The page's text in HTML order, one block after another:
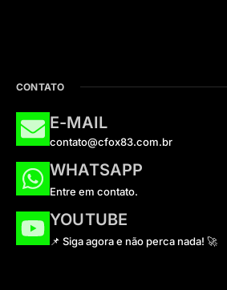
CONTATO
E-MAIL
contato@cfox83.com.br
WHATSAPP
Entre em contato.
YOUTUBE
📌 Siga agora e não perca nada! 🚀